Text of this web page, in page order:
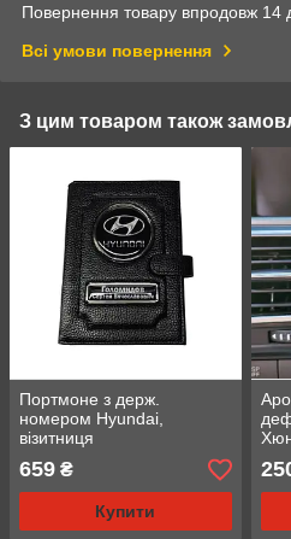
Повернення товару впродовж 14
Всі умови повернення
З цим товаром також
Портмоне з держ.
номером Hyundai,
візитниця
659 ₴
Купити